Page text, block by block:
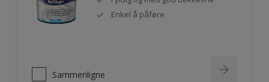
Enkel å påføre
Sammenligne